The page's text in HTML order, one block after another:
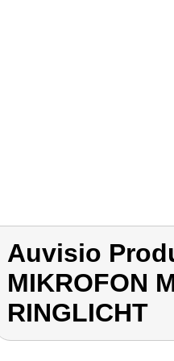
Auvisio
MIKROFON
RINGLICHT